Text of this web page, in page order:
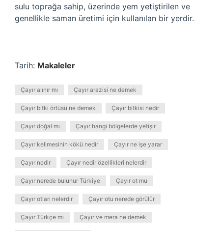
sulu toprağa sahip, üzerinde yem yetiştirilen ve
genellikle saman üretimi için kullanılan bir yerdir.
Tarih: Makaleler
Çayır alınır mı Çayır arazisi ne demek
Çayır bitki örtüsü ne demek Çayır bitkisi nedir
Çayır doğal mı Çayır hangi bölgelerde yetişir
Çayır kelimesinin kökü nedir Çayır ne işe yarar
Çayır nedir Çayır nedir özellikleri nelerdir
Çayır nerede bulunur Türkiye Çayır ot mu
Çayır otları nelerdir Çayır otu nerede görülür
Çayır Türkçe mi Çayır ve mera ne demek